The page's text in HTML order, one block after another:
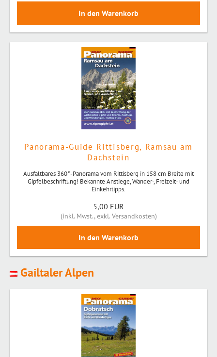
Panorama-Guide Rittisberg, Ramsau am
Dachstein
Ausfaltbares 360°-Panorama vom Rittisberg in 158 cm Breite mit
Gipfelbeschriftung! Bekannte Anstiege, Wander-, Freizeit- und
Einkehrtipps.
5,00 EUR
(inkl. Mwst.,exkl. Versandkosten)
Gailtaler Alpen